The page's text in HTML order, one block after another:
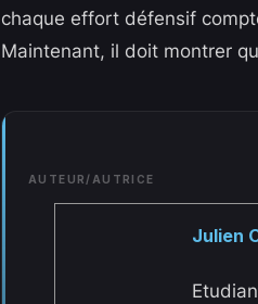
chaque effort défensif
Maintenant, il doit montrer
AUTEUR/AUTRICE
Julien